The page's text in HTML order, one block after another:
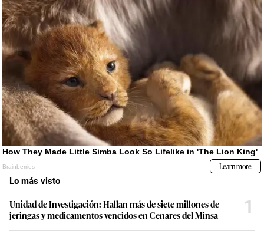
Lo más visto
Unidad de Investigación: Hallan más de siete millones de
jeringas y medicamentos vencidos en Cenares del Minsa
1